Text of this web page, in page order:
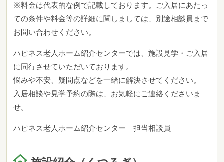
※料金は代表的な例で記載しております。ご入居にあたっ
ての条件や料金等の詳細に関しましては、別途相談員まで
お問い合わせください。
ハピネス老人ホーム紹介センターでは、施設見学・ご入居
に同行させていただいております。
悩みや不安、疑問点などを一緒に解決させてください。
入居相談や見学予約の際は、お気軽にご連絡くださいま
せ。
ハピネス老人ホーム紹介センター 担当相談員